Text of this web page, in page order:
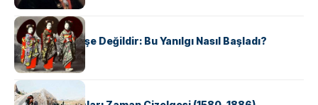
KÜLTÜR
Geyşalar Fahişe Değildir: Bu Yanılgı Nasıl Başladı?
KÜLTÜR